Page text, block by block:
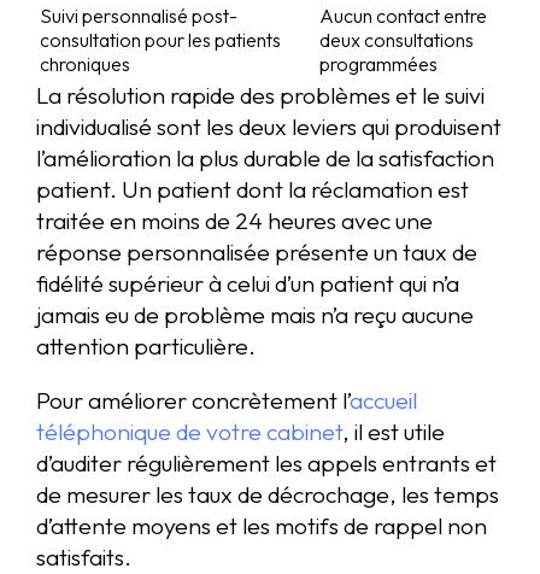
Suivi personnalisé post-
consultation pour les patients
chroniques
Aucun contact entre
deux consultations
programmées
La résolution rapide des problèmes et le suivi
individualisé sont les deux leviers qui produisent
l’amélioration la plus durable de la satisfaction
patient. Un patient dont la réclamation est
traitée en moins de 24 heures avec une
réponse personnalisée présente un taux de
fidélité supérieur à celui d’un patient qui n’a
jamais eu de problème mais n’a reçu aucune
attention particulière.
Pour améliorer concrètement l’accueil
téléphonique de votre cabinet, il est utile
d’auditer régulièrement les appels entrants et
de mesurer les taux de décrochage, les temps
d’attente moyens et les motifs de rappel non
satisfaits.